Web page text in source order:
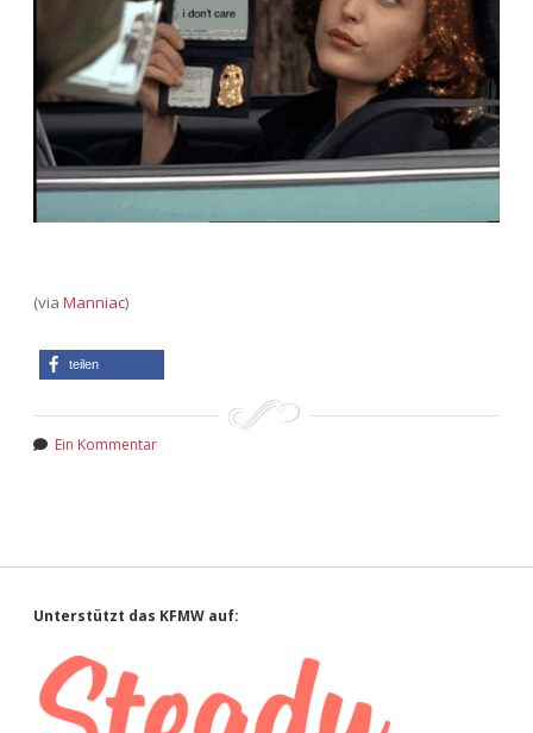
(via Manniac)
teilen
Ein Kommentar
Sidebar
Unterstützt das KFMW auf: